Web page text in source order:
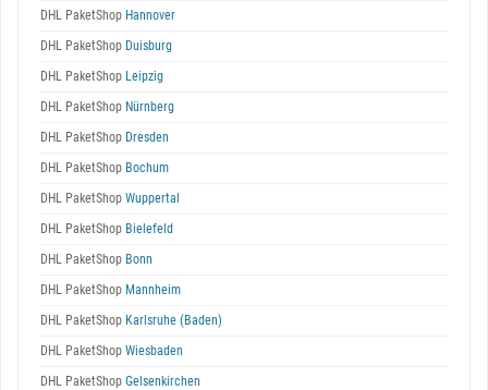
DHL PaketShop Hannover
DHL PaketShop Duisburg
DHL PaketShop Leipzig
DHL PaketShop Nürnberg
DHL PaketShop Dresden
DHL PaketShop Bochum
DHL PaketShop Wuppertal
DHL PaketShop Bielefeld
DHL PaketShop Bonn
DHL PaketShop Mannheim
DHL PaketShop Karlsruhe (Baden)
DHL PaketShop Wiesbaden
DHL PaketShop Gelsenkirchen